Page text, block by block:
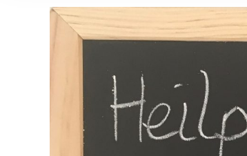
Zeige
grösseres